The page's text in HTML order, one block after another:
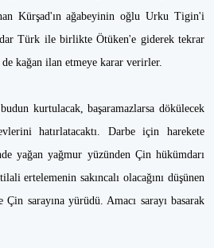
Kürşad'ın ağabeyinin oğlu Urku Tigin'i
Türk ile birlikte Ötüken'e giderek tekrar
kağan ilan etmeye karar verirler.
kurtulacak, başaramazlarsa dökülecek
hatırlatacaktı. Darbe için harekete
yağan yağmur yüzünden Çin hükümdarı
ertelemenin sakıncalı olacağını düşünen
sarayına yürüdü. Amacı sarayı basarak